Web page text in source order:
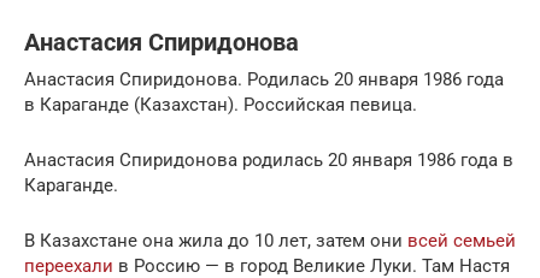
Анастасия Спиридонова
Анастасия Спиридонова. Родилась 20 января 1986 года
в Караганде (Казахстан). Российская певица.
Анастасия Спиридонова родилась 20 января 1986 года в
Караганде.
В Казахстане она жила до 10 лет, затем они всей семьей
переехали в Россию — в город Великие Луки. Там Настя